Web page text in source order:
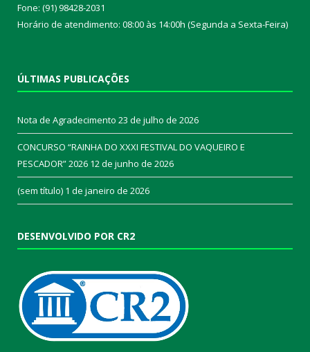
Fone: (91) 98428-2031
Horário de atendimento: 08:00 às 14:00h (Segunda a Sexta-Feira)
ÚLTIMAS PUBLICAÇÕES
Nota de Agradecimento 23 de julho de 2026
CONCURSO “RAINHA DO XXXI FESTIVAL DO VAQUEIRO E
PESCADOR” 2026 12 de junho de 2026
(sem título) 1 de janeiro de 2026
DESENVOLVIDO POR CR2